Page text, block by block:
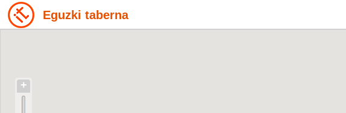
Eguzki taberna
+